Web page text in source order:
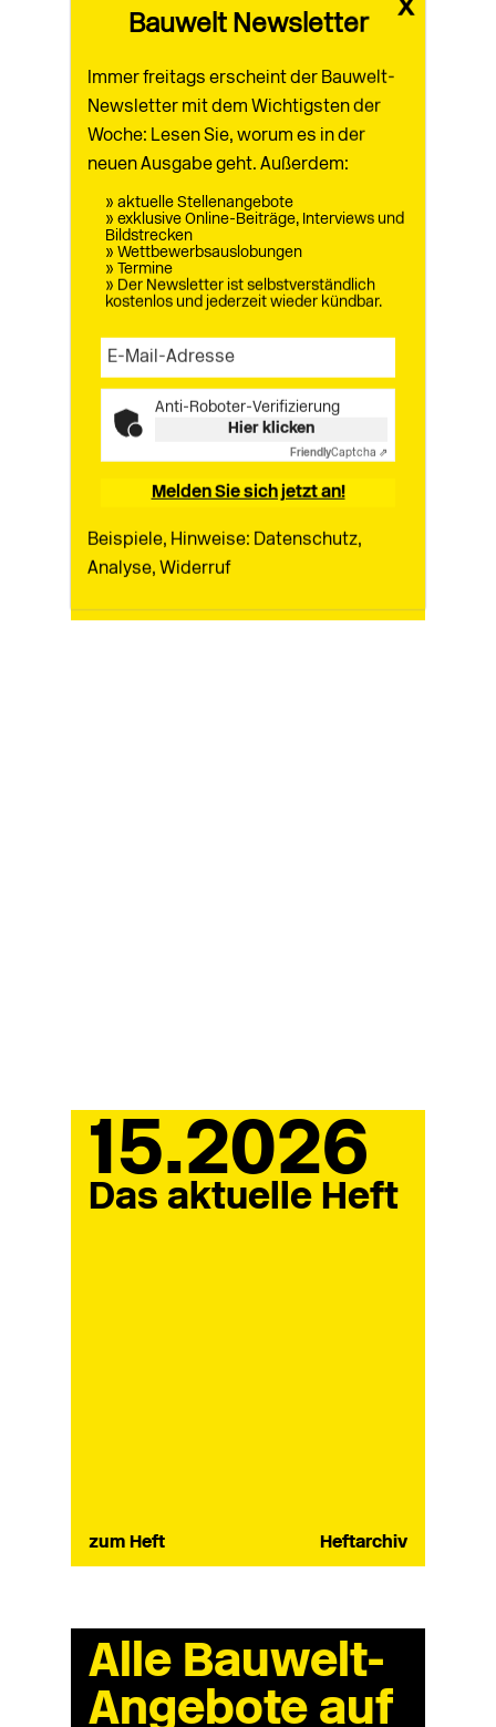
Bauwelt 14.2026
0 Kommentare
x
Bauwelt Newsletter
Immer freitags erscheint der Bauwelt-
Newsletter mit dem Wichtigsten der
Woche: Lesen Sie, worum es in der
neuen Ausgabe geht. Außerdem:
» aktuelle Stellenangebote
» exklusive Online-Beiträge, Interviews und
Bildstrecken
» Wettbewerbsauslobungen
» Termine
» Der Newsletter ist selbstverständlich
kostenlos und jederzeit wieder kündbar.
Anti-Roboter-Verifizierung
Hier klicken
FriendlyCaptcha ⇗
Melden Sie sich jetzt an!
Beispiele, Hinweise: Datenschutz,
Analyse, Widerruf
Erschienen in
Ausgabe 14.2026
15.2026
Das aktuelle Heft
zum Heft Heftarchiv
Alle Bauwelt-
Angebote auf